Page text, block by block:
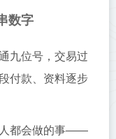
数字
九位号，交易过
付款、资料逐步
人都会做的事——